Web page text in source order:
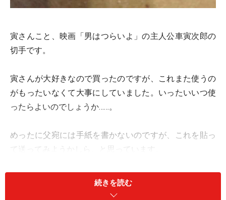
寅さんこと、映画「男はつらいよ」の主人公車寅次郎の
切手です。
寅さんが大好きなので買ったのですが、これまた使うの
がもったいなくて大事にしていました。いったいいつ使
ったらよいのでしょうか……。
めったに父宛には手紙を書かないのですが、これを貼っ
て送ってみようかしら、と思っています。
平成12年発売の20世紀デザイン切手の第13集シート切手
のなかの1枚なので、もう12年前くらいのものです。
続きを読む